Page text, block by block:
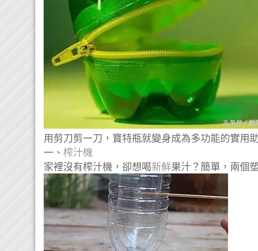
用剪刀剪一刀，寶特瓶就變身成為多功能的實用
一、 榨汁機
家裡沒有榨汁機，卻想喝新鮮果汁？簡單，兩個